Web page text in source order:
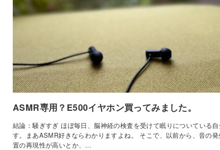
ASMR専用？E500イヤホン買ってみました。
結論：騒ぎすぎ ほぼ毎日、脳神経の検査を受けて眠りについている
す。まあASMR好きならわかりますよね。 そこで、以前から、音の
置の再現性が高いとか、…